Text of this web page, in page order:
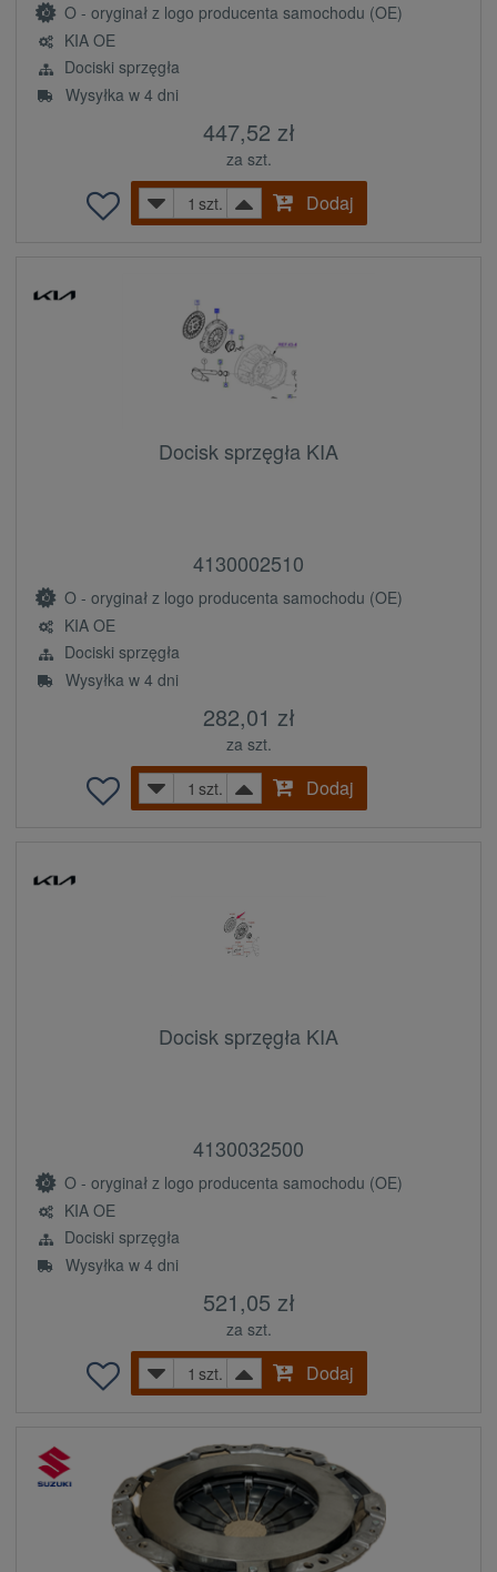
O - oryginał z logo producenta samochodu (OE)
KIA OE
Dociski sprzęgła
Wysyłka w 4 dni
447,52 zł
za szt.
szt.
Dodaj
Docisk sprzęgła KIA
4130002510
O - oryginał z logo producenta samochodu (OE)
KIA OE
Dociski sprzęgła
Wysyłka w 4 dni
282,01 zł
za szt.
szt.
Dodaj
Docisk sprzęgła KIA
4130032500
O - oryginał z logo producenta samochodu (OE)
KIA OE
Dociski sprzęgła
Wysyłka w 4 dni
521,05 zł
za szt.
szt.
Dodaj